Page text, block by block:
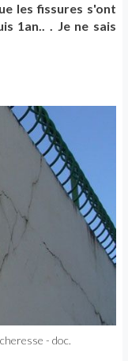
les fissures s'ont
1an.. . Je ne sais
- doc.